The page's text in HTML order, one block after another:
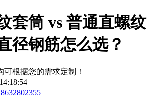
套筒 vs 普通直螺纹
径钢筋怎么选？
可根据您的需求定制！